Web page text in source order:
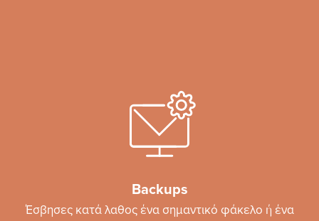
Backups
Έσβησες κατά λαθος ένα σημαντικό φάκελο ή ένα